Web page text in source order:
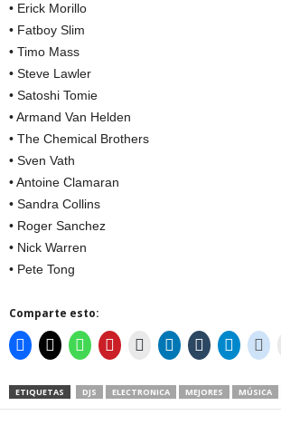
• Erick Morillo
• Fatboy Slim
• Timo Mass
• Steve Lawler
• Satoshi Tomie
• Armand Van Helden
• The Chemical Brothers
• Sven Vath
• Antoine Clamaran
• Sandra Collins
• Roger Sanchez
• Nick Warren
• Pete Tong
Comparte esto:
ETIQUETAS DJS ELECTRONICA MEJORES MÚSICA